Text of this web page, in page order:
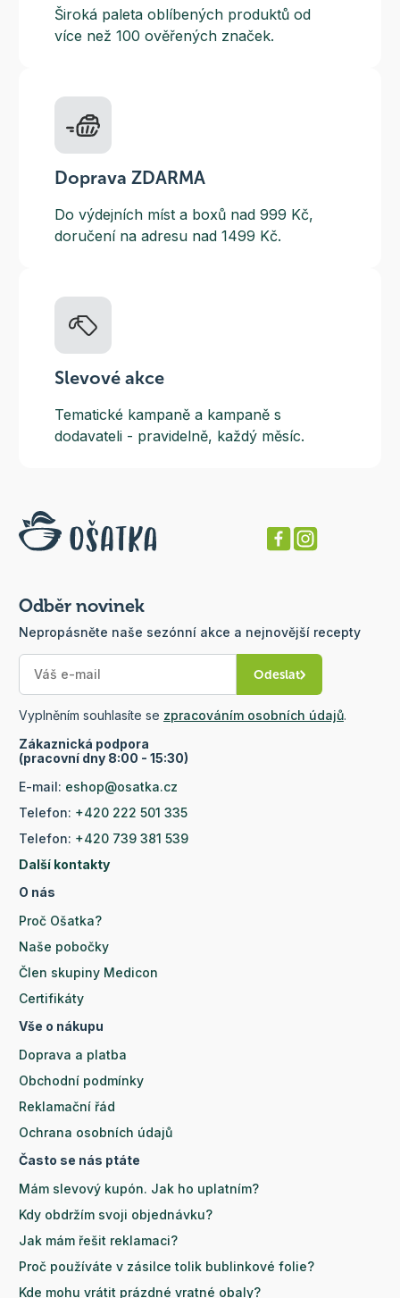
Široká paleta oblíbených produktů od
více než 100 ověřených značek.
Doprava ZDARMA
Do výdejních míst a boxů nad 999 Kč,
doručení na adresu nad 1499 Kč.
Slevové akce
Tematické kampaně a kampaně s
dodavateli - pravidelně, každý měsíc.
Odběr novinek
Nepropásněte naše sezónní akce a nejnovější recepty
Odeslat
Vyplněním souhlasíte se zpracováním osobních údajů.
Zákaznická podpora
(pracovní dny 8:00 - 15:30)
E-mail: eshop@osatka.cz
Telefon: +420 222 501 335
Telefon: +420 739 381 539
Další kontakty
O nás
Proč Ošatka?
Naše pobočky
Člen skupiny Medicon
Certifikáty
Vše o nákupu
Doprava a platba
Obchodní podmínky
Reklamační řád
Ochrana osobních údajů
Často se nás ptáte
Mám slevový kupón. Jak ho uplatním?
Kdy obdržím svoji objednávku?
Jak mám řešit reklamaci?
Proč používáte v zásilce tolik bublinkové folie?
Kde mohu vrátit prázdné vratné obaly?